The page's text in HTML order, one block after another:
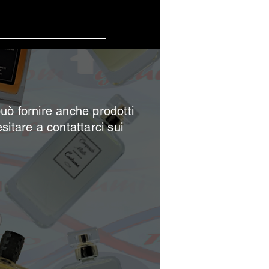
fornire anche prodotti
a contattarci sui